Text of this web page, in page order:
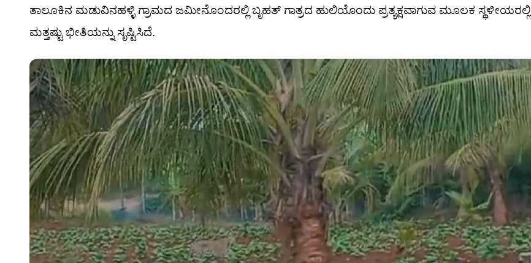
ತಾಲೂಕಿನ ಮಡುವಿನಹಳ್ಳಿ ಗ್ರಾಮದ ಜಮೀನೊಂದರಲ್ಲಿ ಬೃಹತ್ ಗಾತ್ರದ ಹುಲಿಯೊಂದು ಪ್ರತ್ಯಕ್ಷವಾಗುವ ಮೂಲಕ ಸ್ಥಳೀಯರಲ್ಲಿ
ಮತ್ತಷ್ಟು ಭೀತಿಯನ್ನು ಸೃಷ್ಟಿಸಿದೆ.